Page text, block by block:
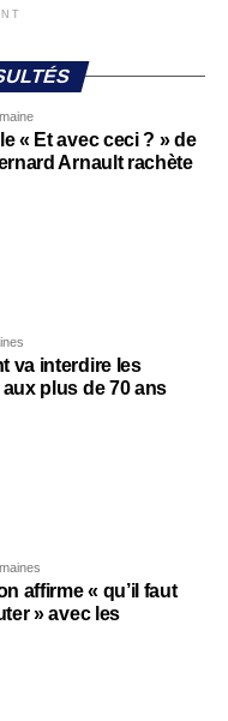
« Et avec ceci ? » de
Arnault rachète
va interdire les
plus de 70 ans
affirme « qu’il faut
» avec les